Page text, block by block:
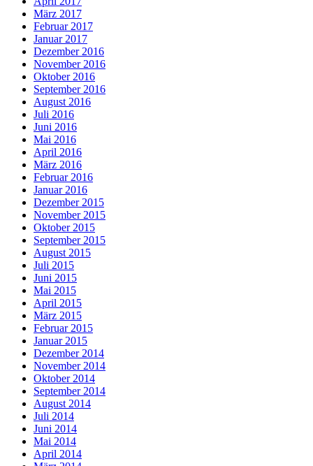
März 2017
Februar 2017
Januar 2017
Dezember 2016
November 2016
Oktober 2016
September 2016
August 2016
Juli 2016
Juni 2016
Mai 2016
April 2016
März 2016
Februar 2016
Januar 2016
Dezember 2015
November 2015
Oktober 2015
September 2015
August 2015
Juli 2015
Juni 2015
Mai 2015
April 2015
März 2015
Februar 2015
Januar 2015
Dezember 2014
November 2014
Oktober 2014
September 2014
August 2014
Juli 2014
Juni 2014
Mai 2014
April 2014